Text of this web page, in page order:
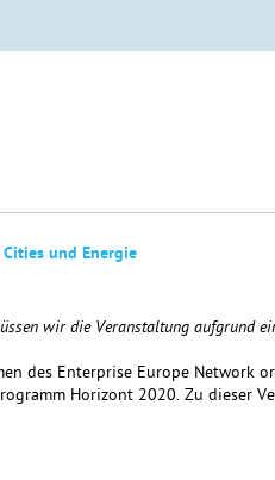
und Energie
wir die Veranstaltung aufgrund
des Enterprise Europe Network
Horizont 2020. Zu dieser